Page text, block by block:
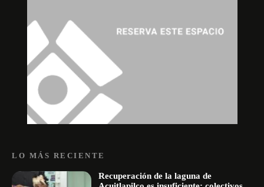
LO MÁS RECIENTE
Recuperación de la laguna de